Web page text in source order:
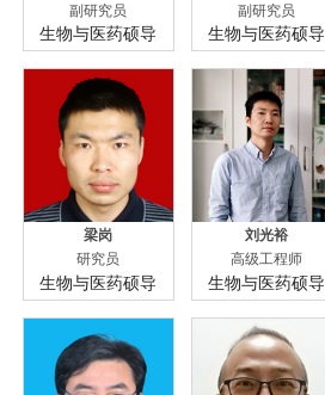
副研究员
生物与医药硕导
副研究员
生物与医药硕导
梁岗
研究员
生物与医药硕导
刘光裕
高级工程师
生物与医药硕导